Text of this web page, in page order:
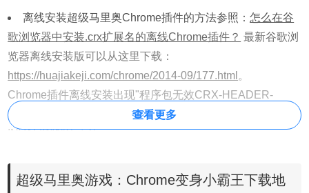
离线安装超级马里奥Chrome插件的方法参照：怎么在谷
歌浏览器中安装.crx扩展名的离线Chrome插件？ 最新谷歌浏
览器离线安装版可以从这里下载：
https://huajiakeji.com/chrome/2014-09/177.html 。
Chrome插件离线安装出现"程序包无效CRX-HEADER-
INVALID"参考
Chrome插件安装时出现"CRX-HEADER-
INVALID"解决方法。
查看更多
超级马里奥游戏：Chrome变身小霸王下载地